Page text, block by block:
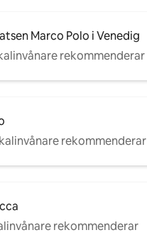
Marco Polo i Venedig
rekommenderar
rekommenderar
rekommenderar